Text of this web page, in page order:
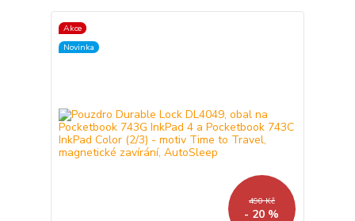
Akce
Novinka
490 Kč
- 20 %